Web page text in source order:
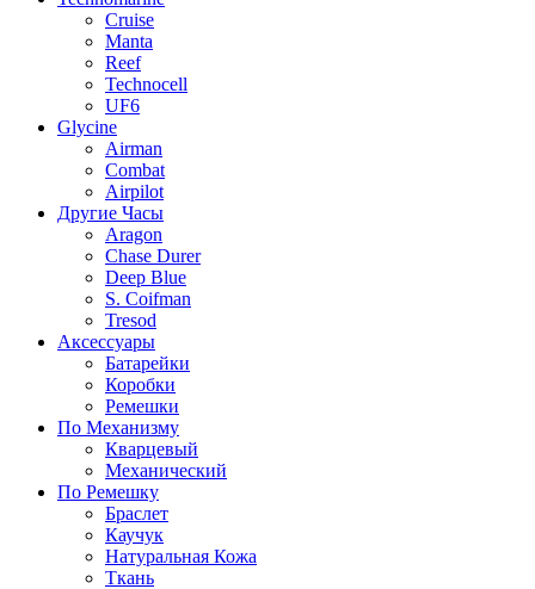
Cruise
Manta
Reef
Technocell
UF6
Glycine
Airman
Combat
Airpilot
Другие Часы
Aragon
Chase Durer
Deep Blue
S. Coifman
Tresod
Аксессуары
Батарейки
Коробки
Ремешки
По Механизму
Кварцевый
Механический
По Ремешку
Браслет
Каучук
Натуральная Кожа
Ткань